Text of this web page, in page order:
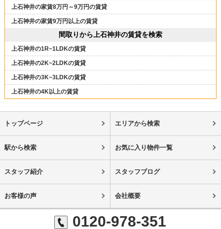
上石神井の家賃8万円～9万円の賃貸
上石神井の家賃9万円以上の賃貸
間取りから上石神井の賃貸を検索
上石神井の1R~1LDKの賃貸
上石神井の2K~2LDKの賃貸
上石神井の3K~3LDKの賃貸
上石神井の4K以上の賃貸
トップページ エリアから検索
駅から検索 お気に入り物件一覧
スタッフ紹介 スタッフブログ
お客様の声 会社概要
0120-978-351